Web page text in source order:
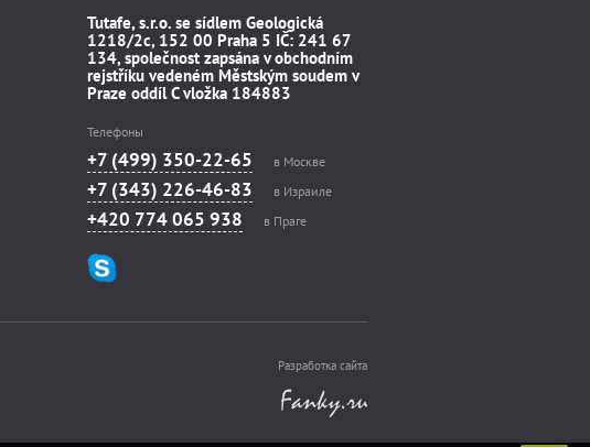
Tutafe, s.r.o. se sídlem Geologická
1218/2c, 152 00 Praha 5 IČ: 241 67
134, společnost zapsána v obchodním
rejstříku vedeném Městským soudem v
Praze oddíl C vložka 184883
Телефоны
+7 (499) 350-22-65 в Москве
+7 (343) 226-46-83 в Израиле
+420 774 065 938 в Праге
Разработка сайта